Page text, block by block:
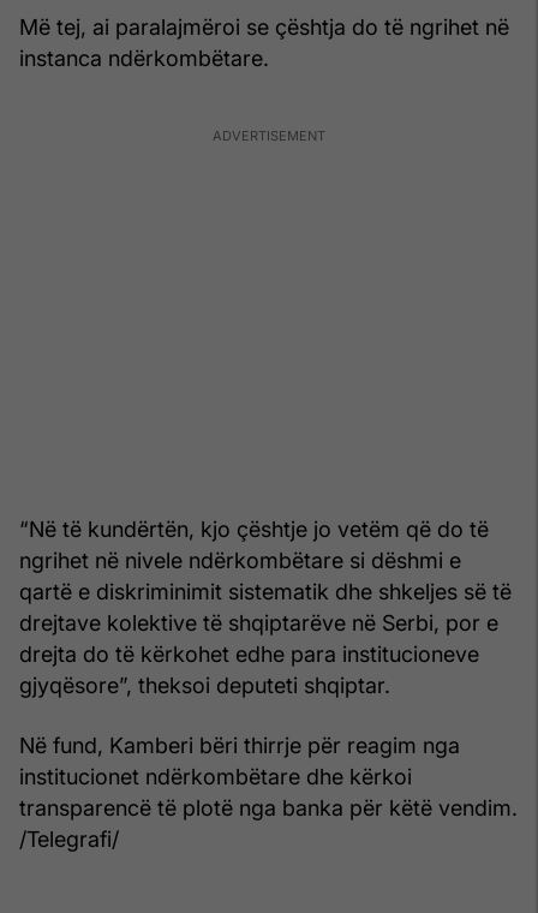
Më tej, ai paralajmëroi se çështja do të ngrihet në
instanca ndërkombëtare.
“Në të kundërtën, kjo çështje jo vetëm që do të
ngrihet në nivele ndërkombëtare si dëshmi e
qartë e diskriminimit sistematik dhe shkeljes së të
drejtave kolektive të shqiptarëve në Serbi, por e
drejta do të kërkohet edhe para institucioneve
gjyqësore”, theksoi deputeti shqiptar.
Në fund, Kamberi bëri thirrje për reagim nga
institucionet ndërkombëtare dhe kërkoi
transparencë të plotë nga banka për këtë vendim.
/Telegrafi/